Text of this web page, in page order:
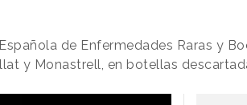
de Enfermedades Raras y
y Monastrell, en botellas